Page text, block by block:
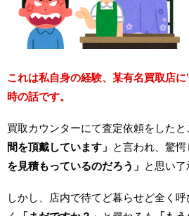
これは私自身の経験、某有名買取店
時の話です。
買取カウンターにて査定依頼をしたと
間を頂戴しています」
と言われ、驚愕
を見積もっているのだろう」
と思い了
しかし、店内で待てど暮らせど全く